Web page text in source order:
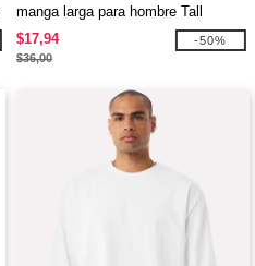
manga larga para hombre Tall
CrownLux Performance Plaited
$17,94
$36,00
-50%